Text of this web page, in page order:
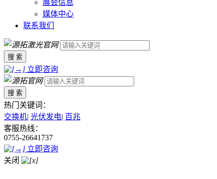
展会信息
媒体中心
联系我们
搜 索
立即咨询
搜 索
热门关键词：
交换机| 光伏发电| 百兆
客服热线：
0755-26641737
立即咨询
关闭